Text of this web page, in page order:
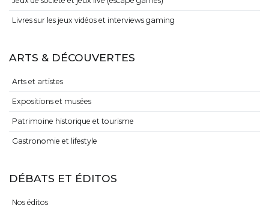
Livres sur les jeux vidéos et interviews gaming
ARTS & DÉCOUVERTES
Arts et artistes
Expositions et musées
Patrimoine historique et tourisme
Gastronomie et lifestyle
DÉBATS ET ÉDITOS
Nos éditos